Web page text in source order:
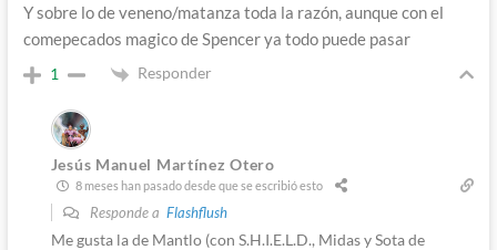
Y sobre lo de veneno/matanza toda la razón, aunque con el
comepecados magico de Spencer ya todo puede pasar
1 Responder
Jesús Manuel Martínez Otero
8 meses han pasado desde que se escribió esto
Responde a Flashflush
Me gusta la de Mantlo (con S.H.I.E.L.D., Midas y Sota de